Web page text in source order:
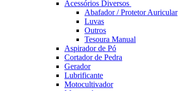
Acessórios Diversos
Abafador / Protetor Auricular
Luvas
Outros
Tesoura Manual
Aspirador de Pó
Cortador de Pedra
Gerador
Lubrificante
Motocultivador